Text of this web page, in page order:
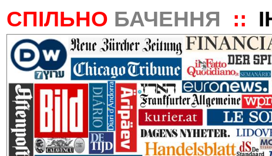
СПІЛЬНО БАЧЕННЯ ::